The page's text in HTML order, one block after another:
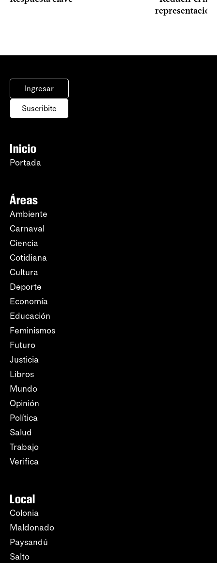
Ingresar
Suscribite
Inicio
Portada
Áreas
Ambiente
Carnaval
Ciencia
Cotidiana
Cultura
Deporte
Economía
Educación
Feminismos
Futuro
Justicia
Libros
Mundo
Opinión
Política
Salud
Trabajo
Verifica
Local
Colonia
Maldonado
Paysandú
Salto